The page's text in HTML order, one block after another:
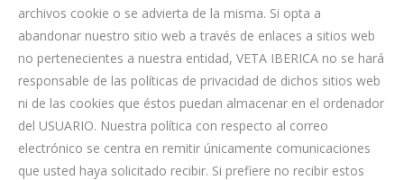
archivos cookie o se advierta de la misma. Si opta a
abandonar nuestro sitio web a través de enlaces a sitios web
no pertenecientes a nuestra entidad, VETA IBERICA no se hará
responsable de las políticas de privacidad de dichos sitios web
ni de las cookies que éstos puedan almacenar en el ordenador
del USUARIO. Nuestra política con respecto al correo
electrónico se centra en remitir únicamente comunicaciones
que usted haya solicitado recibir. Si prefiere no recibir estos